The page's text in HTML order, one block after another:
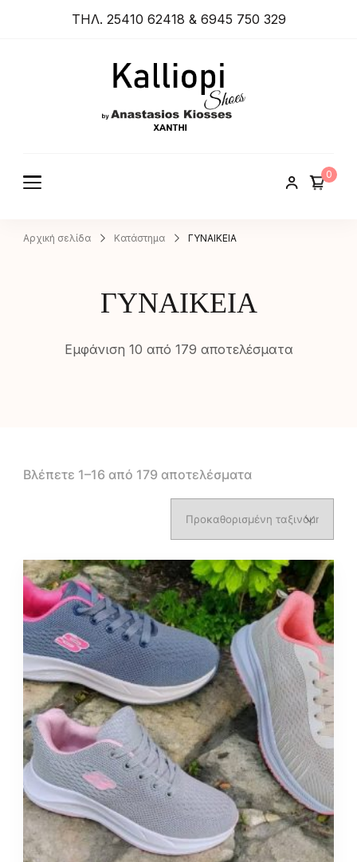
ΤΗΛ. 25410 62418 & 6945 750 329
KIOSSES
0
Αρχική σελίδα Κατάστημα ΓΥΝΑΙΚΕΙΑ
ΓΥΝΑΙΚΕΙΑ
Εμφάνιση 10 από 179 αποτελέσματα
Βλέπετε 1–16 από 179 αποτελέσματα